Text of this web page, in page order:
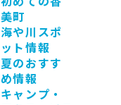
美町
海や川スポ
ット情報
夏のおすす
め情報
キャンプ・